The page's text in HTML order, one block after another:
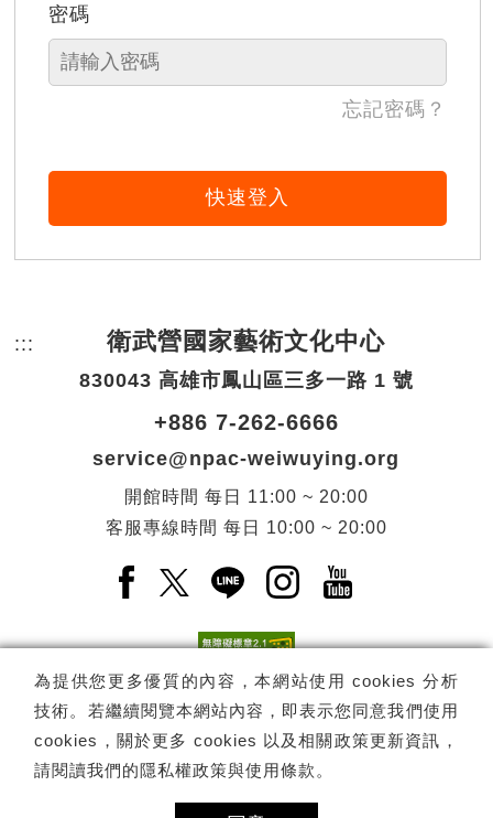
密碼
忘記密碼？
快速登入
為提供您更多優質的內容，本網站使用 cookies 分析
技術。若繼續閱覽本網站內容，即表示您同意我們使用
cookies，關於更多 cookies 以及相關政策更新資訊，
請閱讀我們的隱私權政策與使用條款 。
::: 頁尾網站資訊。
衛武營國家藝術文化中心
830043 高雄市鳳山區三多一路 1 號
+886 7-262-6666
service@npac-weiwuying.org
開館時間 每日
11:00 ~ 20:00
客服專線時間 每日 10:00 ~ 20:00
Facebook(另開新視窗)
X(另開新視窗)
LINE(另開新視窗)
Instagram(另開新視
YouTube(另開
電子報訂閱 訂閱
Copyright © 國家表演藝術中心 -衛武營國家藝術文化中心